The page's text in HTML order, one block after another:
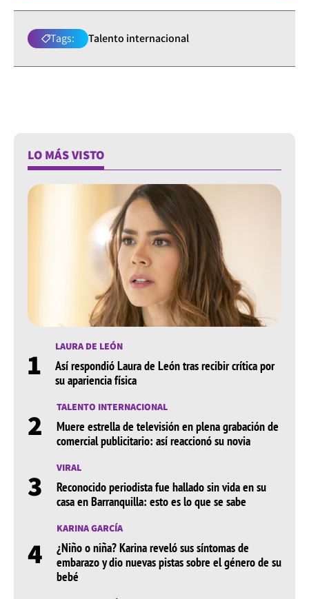
Tags: Talento internacional
LO MÁS VISTO
1 LAURA DE LEÓN
Así respondió Laura de León tras recibir crítica por
su apariencia física
2 TALENTO INTERNACIONAL
Muere estrella de televisión en plena grabación de
comercial publicitario: así reaccionó su novia
3 VIRAL
Reconocido periodista fue hallado sin vida en su
casa en Barranquilla: esto es lo que se sabe
4
KARINA GARCÍA
¿Niño o niña? Karina reveló sus síntomas de
embarazo y dio nuevas pistas sobre el género de su
bebé